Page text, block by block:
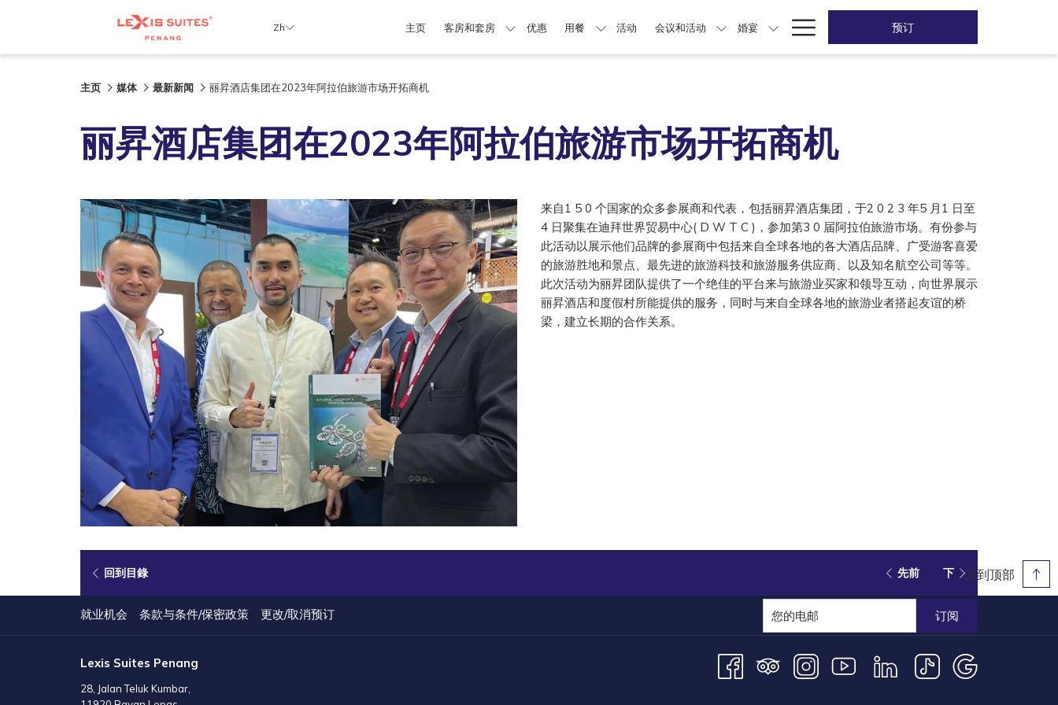
Zh 主页 客房和套房 优惠 用餐 活动 会议和活动 婚宴 Hamburger
Menu
预订
主页 媒体 最新新闻 丽昇酒店集团在2023年阿拉伯旅游市场开拓商机
丽昇酒店集团在2023年阿拉伯旅游市场开拓商机
来自1 5 0 个国家的众多参展商和代表，包括丽昇酒店集团，于2 0 2 3 年5 月1 日至
4 日聚集在迪拜世界贸易中心( D W T C )，参加第3 0 届阿拉伯旅游市场。有份参与
此活动以展示他们品牌的参展商中包括来自全球各地的各大酒店品牌、广受游客喜爱
的旅游胜地和景点、最先进的旅游科技和旅游服务供应商、以及知名航空公司等等。
此次活动为丽昇团队提供了一个绝佳的平台来与旅游业买家和领导互动，向世界展示
丽昇酒店和度假村所能提供的服务，同时与来自全球各地的旅游业者搭起友谊的桥
梁，建立长期的合作关系。
回到目錄 先前 下 回到顶部
就业机会 条款与条件/保密政策 更改/取消预订 订阅
Lexis Suites Penang
28, Jalan Teluk Kumbar,